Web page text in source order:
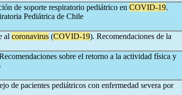
de soporte respiratorio pediátrico en COVID-19.
Pediátrica de Chile
al coronavirus (COVID-19). Recomendaciones de la
sobre el retorno a la actividad física y
de pacientes pediátricos con enfermedad severa por